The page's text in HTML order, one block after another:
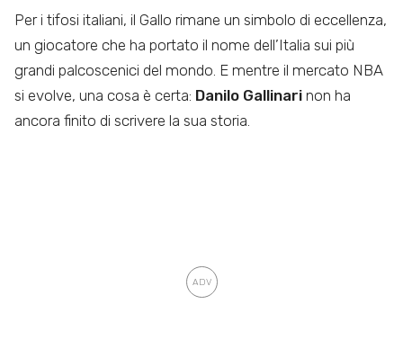
Per i tifosi italiani, il Gallo rimane un simbolo di eccellenza,
un giocatore che ha portato il nome dell’Italia sui più
grandi palcoscenici del mondo. E mentre il mercato NBA
si evolve, una cosa è certa: Danilo Gallinari non ha
ancora finito di scrivere la sua storia.